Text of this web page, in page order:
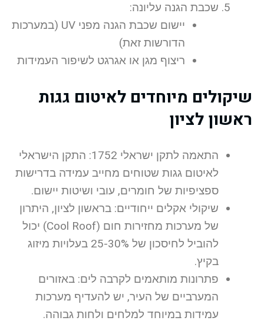
שכבת הגנה עליונה:
יישום שכבת הגנה מפני UV (במערכות
הדורשות זאת)
ריצוף מגן או אגרגט לשיפור העמידות
שיקולים מיוחדים לאיטום גגות
ראשון לציון
התאמה לתקן ישראלי 1752: התקן הישראלי
לאיטום גגות שטוחים מחייב עמידה בדרישות
ספציפיות של חומרים, עובי ושיטות יישום.
שיקולי אקלים ייחודיים: בראשון לציון, היתרון
של מערכות מחזירות חום (Cool Roof) יכול
להוביל לחיסכון של 25-30% בעלויות מיזוג
בקיץ.
פתרונות מותאמים לקרבה לים: באזורים
המערביים של העיר, יש להעדיף מערכות
עמידות במיוחד למלחים ולחות גבוהה.